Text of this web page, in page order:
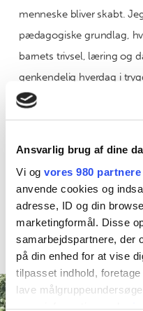
Ansvarlig brug af dine
Vi og vores 980 partnere
anvende cookies og
adresse, ID og din
marketingformål. Disse
samarbejdspartnere, der
på din enhed for at vise
tilpasset indhold,
lave
menneske bliver skabt.
pædagogiske grundlag,
barnets trivsel, læring og
genkendelig hverdag i
arbejder ud fra en
tryghed og omsorg
vigtigt at man som
samarbejde omkring
god sammenhæng